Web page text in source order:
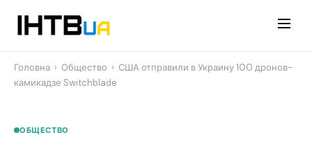
Головна › Общество › США отправили в Украину 100 дронов-
камикадзе Switchblade
ОБЩЕСТВО